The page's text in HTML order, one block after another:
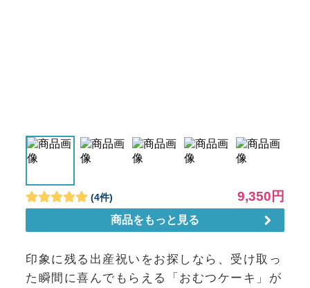
印象に残る出産祝いをお探しなら、受け取っ
た瞬間に喜んでもらえる「おむつケーキ」が